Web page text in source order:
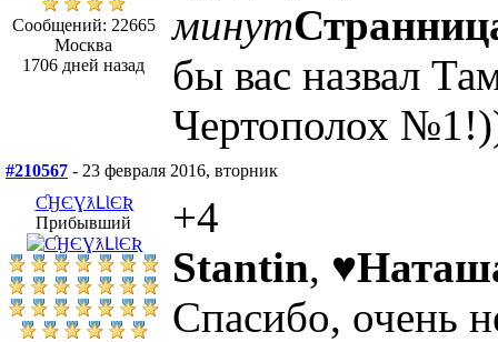
Сообщений: 22665
Москва
1706 дней назад
минут
бы вас назвал
Чертополох
#210567 - 23 февраля 2016, вторник
ƇӇЄƔƛԼƖЄƦ
Прибывший
+4
Stantin,
Спасибо, очень